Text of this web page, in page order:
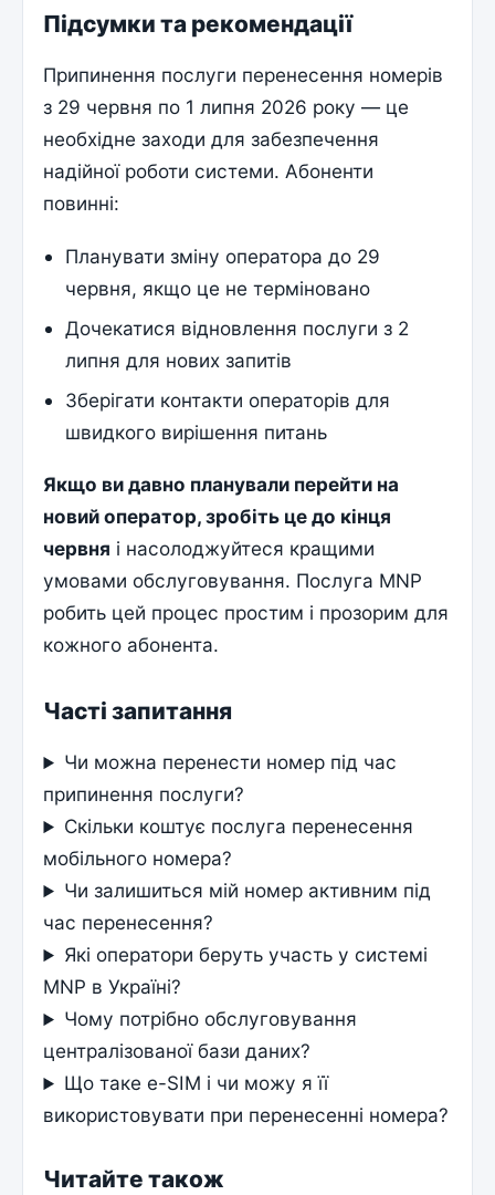
Підсумки та рекомендації
Припинення послуги перенесення номерів
з 29 червня по 1 липня 2026 року — це
необхідне заходи для забезпечення
надійної роботи системи. Абоненти
повинні:
Планувати зміну оператора до 29
червня, якщо це не терміновано
Дочекатися відновлення послуги з 2
липня для нових запитів
Зберігати контакти операторів для
швидкого вирішення питань
Якщо ви давно планували перейти на
новий оператор, зробіть це до кінця
червня і насолоджуйтеся кращими
умовами обслуговування. Послуга MNP
робить цей процес простим і прозорим для
кожного абонента.
Часті запитання
Чи можна перенести номер під час
припинення послуги?
Скільки коштує послуга перенесення
мобільного номера?
Чи залишиться мій номер активним під
час перенесення?
Які оператори беруть участь у системі
MNP в Україні?
Чому потрібно обслуговування
централізованої бази даних?
Що таке e-SIM і чи можу я її
використовувати при перенесенні номера?
Читайте також